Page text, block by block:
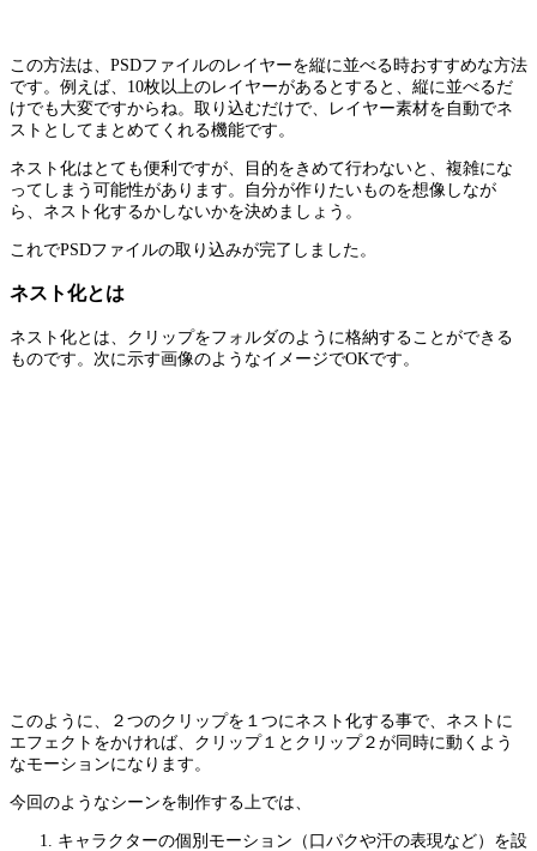
この方法は、PSDファイルのレイヤーを縦に並べる時おすすめな方法
です。例えば、10枚以上のレイヤーがあるとすると、縦に並べるだ
けでも大変ですからね。取り込むだけで、レイヤー素材を自動でネ
ストとしてまとめてくれる機能です。
ネスト化はとても便利ですが、目的をきめて行わないと、複雑にな
ってしまう可能性があります。自分が作りたいものを想像しなが
ら、ネスト化するかしないかを決めましょう。
これでPSDファイルの取り込みが完了しました。
ネスト化とは
ネスト化とは、クリップをフォルダのように格納することができる
ものです。次に示す画像のようなイメージでOKです。
このように、２つのクリップを１つにネスト化する事で、ネストに
エフェクトをかければ、クリップ１とクリップ２が同時に動くよう
なモーションになります。
今回のようなシーンを制作する上では、
キャラクターの個別モーション（口パクや汗の表現など）を設